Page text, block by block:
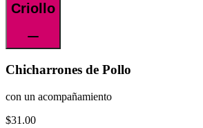
Criollo
Chicharrones de Pollo
con un acompañamiento
$31.00